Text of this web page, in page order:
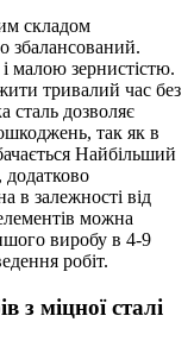
складом
збалансований.
малою зернистістю.
тривалий час без
сталь дозволяє
так як в
Найбільший
додатково
в залежності від
можна
виробу в 4-9
робіт.
з міцної сталі